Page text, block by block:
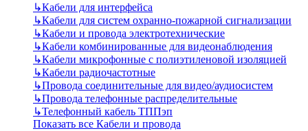
↳Кабели для интерфейса
↳Кабели для систем охранно-пожарной сигнализации
↳Кабели и провода электротехнические
↳Кабели комбинированные для видеонаблюдения
↳Кабели микрофонные с полиэтиленовой изоляцией
↳Кабели радиочастотные
↳Провода соединительные для видео/аудиосистем
↳Провода телефонные распределительные
↳Телефонный кабель ТППэп
Показать все Кабели и провода